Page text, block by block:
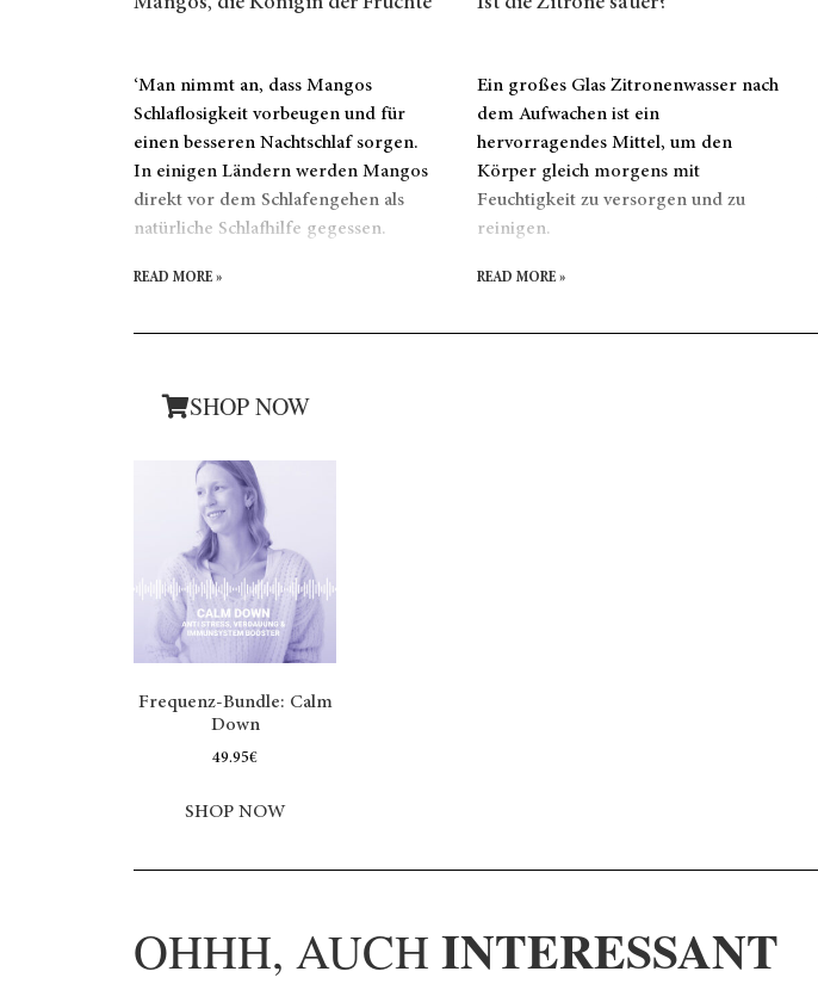
‘Man nimmt an, dass Mangos
Schlaflosigkeit vorbeugen und für
einen besseren Nachtschlaf sorgen.
In einigen Ländern werden Mangos
direkt vor dem Schlafengehen als
natürliche Schlafhilfe gegessen.
READ MORE »
Ein großes Glas Zitronenwasser nach
dem Aufwachen ist ein
hervorragendes Mittel, um den
Körper gleich morgens mit
Feuchtigkeit zu versorgen und zu
reinigen.
READ MORE »
SHOP NOW
Frequenz-Bundle: Calm
Down
49.95€
SHOP NOW
OHHH, AUCH INTERESSANT